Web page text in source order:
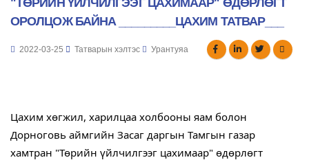
"ТӨРИЙН ҮЙЛЧИЛГЭЭГ ЦАХИМААР" ӨДӨРЛӨГТ
ОРОЛЦОЖ БАЙНА _________ЦАХИМ ТАТВАР___
2022-03-25 Татварын хэлтэс Урантуяа
Цахим хөгжил, харилцаа холбооны яам болон
Дорноговь аймгийн Засаг даргын Тамгын газар
хамтран "Төрийн үйлчилгээг цахимаар" өдөрлөгт